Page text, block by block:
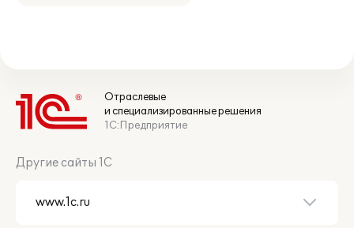
Отраслевые
и специализированные решения
1С:Предприятие
Другие сайты 1С